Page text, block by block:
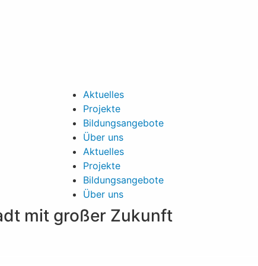
Aktuelles
Projekte
Bildungsangebote
Über uns
Aktuelles
Projekte
Bildungsangebote
Über uns
mit großer Zukunft